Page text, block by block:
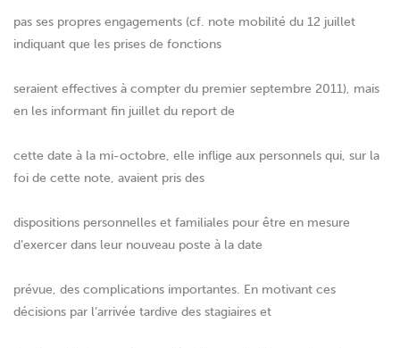
pas ses propres engagements (cf. note mobilité du 12 juillet
indiquant que les prises de fonctions
seraient effectives à compter du premier septembre 2011), mais
en les informant fin juillet du report de
cette date à la mi-octobre, elle inflige aux personnels qui, sur la
foi de cette note, avaient pris des
dispositions personnelles et familiales pour être en mesure
d’exercer dans leur nouveau poste à la date
prévue, des complications importantes. En motivant ces
décisions par l’arrivée tardive des stagiaires et